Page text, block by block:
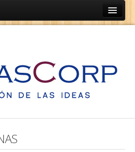
profesional